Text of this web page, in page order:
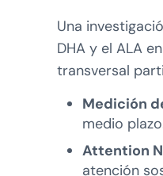
Una
DHA y el ALA
transversal
Medición
medio
Attention
atención